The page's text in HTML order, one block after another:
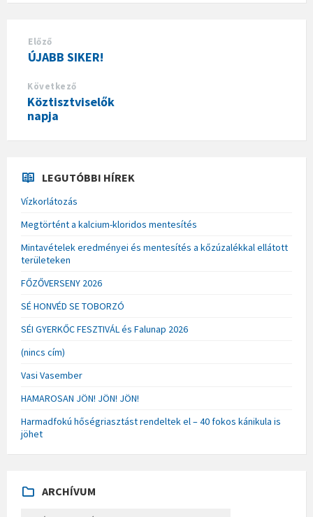
Előző
ÚJABB SIKER!
Következő
Köztisztviselők
napja
LEGUTÓBBI HÍREK
Vízkorlátozás
Megtörtént a kalcium-kloridos mentesítés
Mintavételek eredményei és mentesítés a kőzúzalékkal ellátott
területeken
FŐZŐVERSENY 2026
SÉ HONVÉD SE TOBORZÓ
SÉI GYERKŐC FESZTIVÁL és Falunap 2026
(nincs cím)
Vasi Vasember
HAMAROSAN JÖN! JÖN! JÖN!
Harmadfokú hőségriasztást rendeltek el – 40 fokos kánikula is
jöhet
ARCHÍVUM